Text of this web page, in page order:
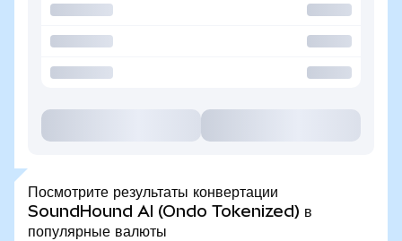
Посмотрите результаты конвертации
SoundHound AI (Ondo Tokenized) в
популярные валюты